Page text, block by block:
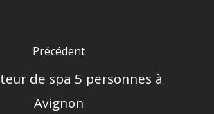
Précédent
de spa 5 personnes à
Avignon